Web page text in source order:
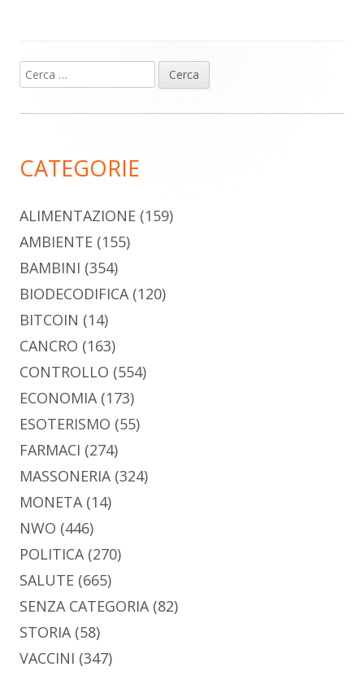
Barra
laterale
Ricerca
per:
CATEGORIE
ALIMENTAZIONE (159)
AMBIENTE (155)
BAMBINI (354)
BIODECODIFICA(120)
BITCOIN (14)
CANCRO (163)
CONTROLLO (554)
ECONOMIA(173)
ESOTERISMO (55)
FARMACI (274)
MASSONERIA(324)
MONETA(14)
NWO (446)
POLITICA(270)
SALUTE (665)
SENZA CATEGORIA(82)
STORIA(58)
VACCINI (347)